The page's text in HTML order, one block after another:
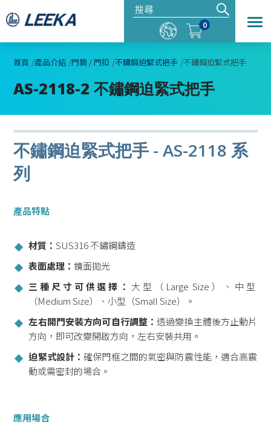
0
首頁 產品介紹 門鎖 / 門扣 不鏽鋼迫緊式把手 不鏽鋼迫緊式把手
AS-2118-2 不鏽鋼迫緊式把手
不鏽鋼迫緊式把手 - AS-2118 系
列
產品特點
材質：SUS316 不鏽鋼鑄造
表面處理：鏡面拋光
三種尺寸可供選擇： 大型（Large Size）、中型
（Medium Size）、小型（Small Size）。
左右開門安裝方向可自行調整：透過變換主體後方止動片
方向，即可改變開啟方向，左右安裝共用。
迫緊式設計： 確保門框之間的氣密與防震性能，適合高震
動或需密封的場合。
應用場合